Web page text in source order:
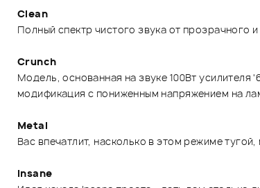
Clean
Полный спектр чистого звука от прозрачного
Crunch
Модель, основанная на звуке 100Вт
модификация с пониженным напряжением на
Metal
Вас впечатлит, насколько в этом режиме
Insane